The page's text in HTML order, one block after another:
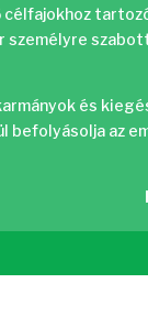
célfajokhoz
személyre
és
befolyásolja az